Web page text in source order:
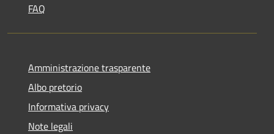
FAQ
Amministrazione trasparente
Albo pretorio
Informativa privacy
Note legali